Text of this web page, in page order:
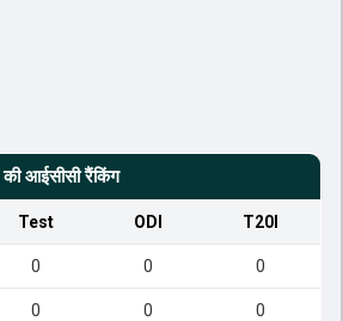
की आईसीसी रैंकिंग
Test ODI T20I
0 0 0
0 0 0